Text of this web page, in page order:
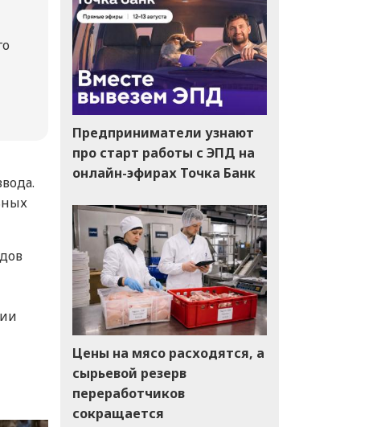
Предприниматели узнают
про старт работы с ЭПД на
онлайн-эфирах Точка Банк
Цены на мясо расходятся, а
сырьевой резерв
переработчиков
сокращается